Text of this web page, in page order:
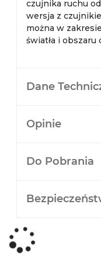
czujnika ruchu
wersja z
można w
światła i obszaru
Dane
Opinie
Do Pobrania